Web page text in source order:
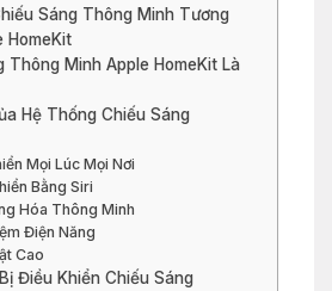
Sáng Thông Minh Tương
HomeKit
Thông Minh Apple HomeKit Là
Hệ Thống Chiếu Sáng
Mọi Lúc Mọi Nơi
Bằng Siri
Hóa Thông Minh
Điện Năng
Cao
Điều Khiển Chiếu Sáng